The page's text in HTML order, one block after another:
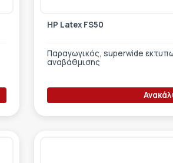
HP Latex FS50
Παραγωγικός, superwide
αναβάθμισης